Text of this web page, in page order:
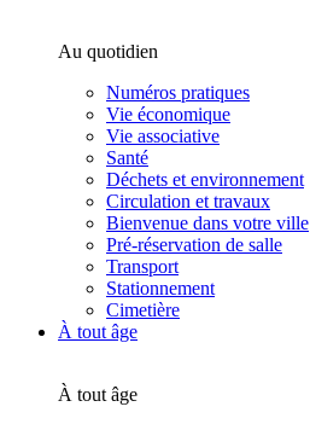
Au quotidien
Numéros pratiques
Vie économique
Vie associative
Santé
Déchets et environnement
Circulation et travaux
Bienvenue dans votre ville
Pré-réservation de salle
Transport
Stationnement
Cimetière
À tout âge
À tout âge